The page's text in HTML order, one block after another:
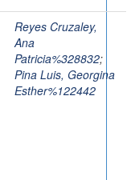
Reyes Cruzaley,
Ana
Patricia%328832;
Pina Luis, Georgina
Esther%122442